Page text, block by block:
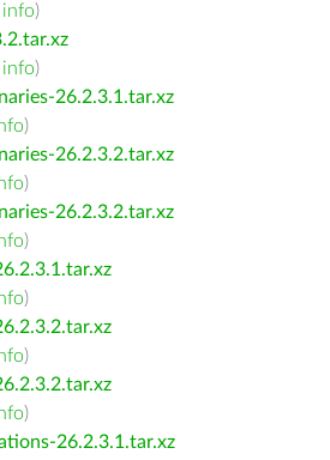
info)
info)
26.2.3.1.tar.xz
)
26.2.3.2.tar.xz
)
26.2.3.2.tar.xz
)
)
)
)
26.2.3.1.tar.xz